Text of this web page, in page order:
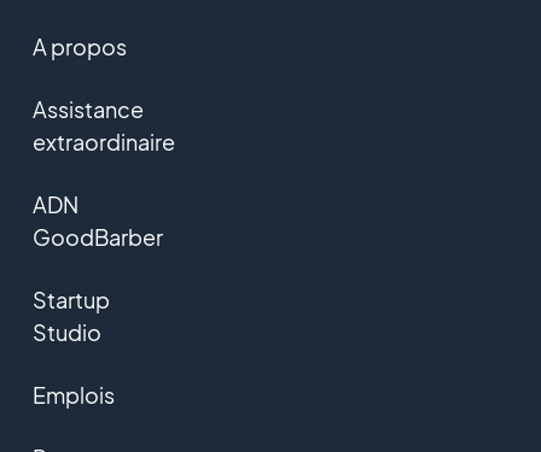
A propos
Assistance
extraordinaire
ADN
GoodBarber
Startup
Studio
Emplois